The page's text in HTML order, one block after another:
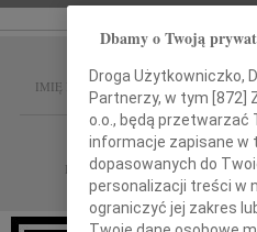
IMIĘ I NAZWISKO:
REGION: Łódź
DATA EMISJI: 19.11.2025
Dbamy o Twoją
Droga Użytkowniczko,
Partnerzy, w tym [872]
o.o., będą przetwarzać
informacje zapisane w
dopasowanych do
personalizacji treści w
ograniczyć jej zakres